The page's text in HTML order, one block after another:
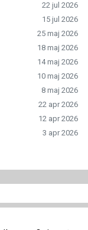
22 jul 2026
15 jul 2026
25 maj 2026
18 maj 2026
14 maj 2026
10 maj 2026
8 maj 2026
22 apr 2026
12 apr 2026
3 apr 2026